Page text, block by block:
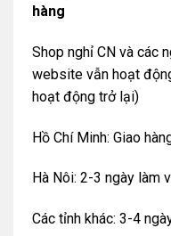
hàng
Shop nghỉ CN và các
website vẫn hoạt
hoạt động trở lại)
Hồ Chí Minh: Giao
Hà Nôi: 2-3 ngày làm
Các tỉnh khác: 3-4